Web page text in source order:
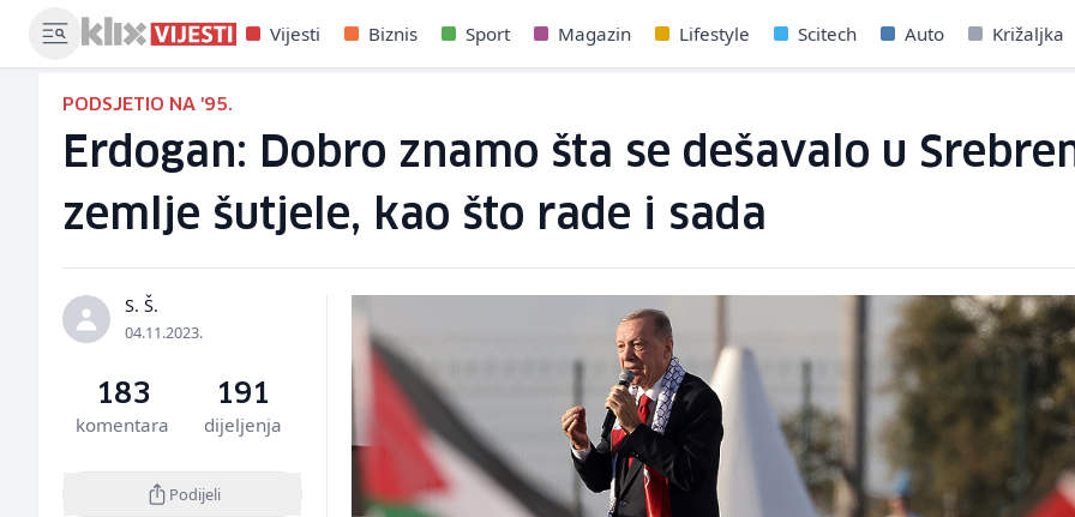
Vijesti Biznis Sport Magazin Lifestyle Scitech Auto Križaljka
PODSJETIO NA '95.
Erdogan: Dobro znamo šta se dešavalo u
zemlje šutjele, kao što rade i sada
S. Š.
04.11.2023.
183
komentara
191
dijeljenja
Podijeli